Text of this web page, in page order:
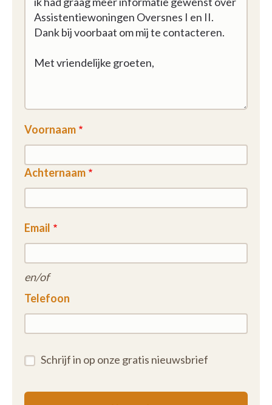
Voornaam
Achternaam
Email
en/of
Telefoon
Schrijf in op onze gratis nieuwsbrief